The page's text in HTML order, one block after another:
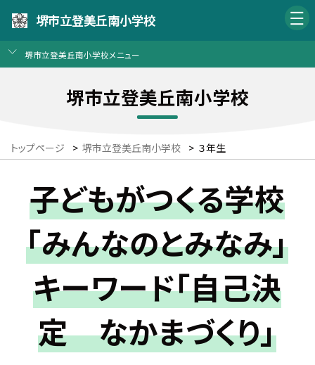
堺市立登美丘南小学校
堺市立登美丘南小学校メニュー
堺市立登美丘南小学校
トップページ > 堺市立登美丘南小学校 > ３年生
子どもがつくる学校
「みんなのとみなみ」
キーワード「自己決
定 なかまづくり」